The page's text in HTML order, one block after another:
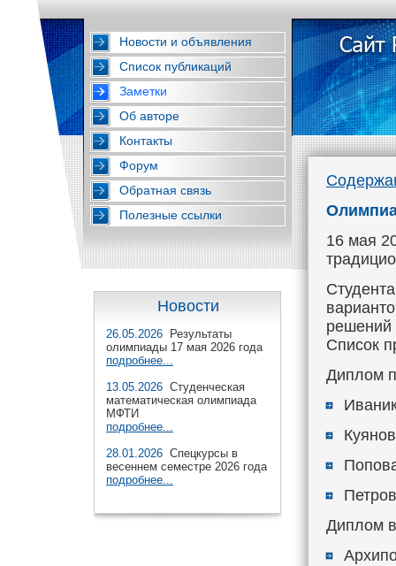
Новости и объявления
Список публикаций
Заметки
Об авторе
Контакты
Форум
Обратная связь
Полезные ссылки
Новости
26.05.2026 Результаты
олимпиады 17 мая 2026 года
подробнее...
13.05.2026 Студенческая
математическая олимпиада
МФТИ
подробнее...
28.01.2026 Спецкурсы в
весеннем семестре 2026 года
подробнее...
16 мая
решений
Список
Диплом
Диплом